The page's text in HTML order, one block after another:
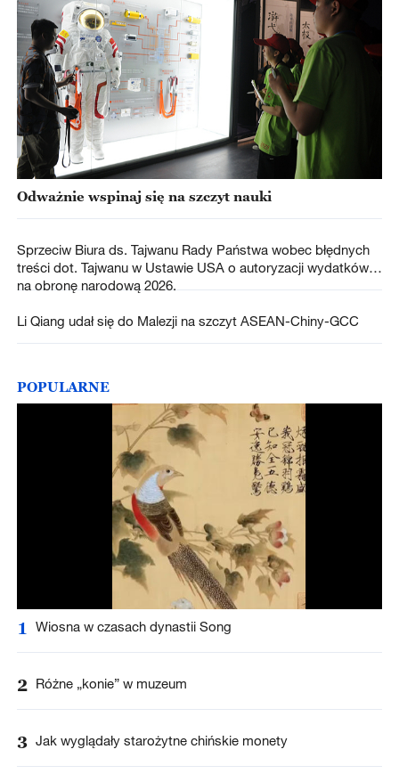
Odważnie wspinaj się na szczyt nauki
Sprzeciw Biura ds. Tajwanu Rady Państwa wobec błędnych
treści dot. Tajwanu w Ustawie USA o autoryzacji wydatków
na obronę narodową 2026.
Li Qiang udał się do Malezji na szczyt ASEAN-Chiny-GCC
POPULARNE
1 Wiosna w czasach dynastii Song
2 Różne „konie” w muzeum
3 Jak wyglądały starożytne chińskie monety